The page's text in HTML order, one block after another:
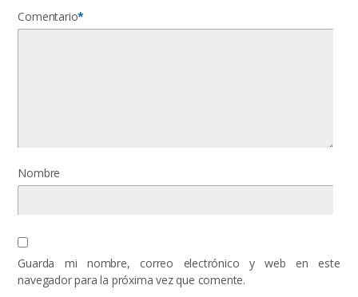
Comentario*
Nombre
Guarda mi nombre, correo electrónico y web en este
navegador para la próxima vez que comente.